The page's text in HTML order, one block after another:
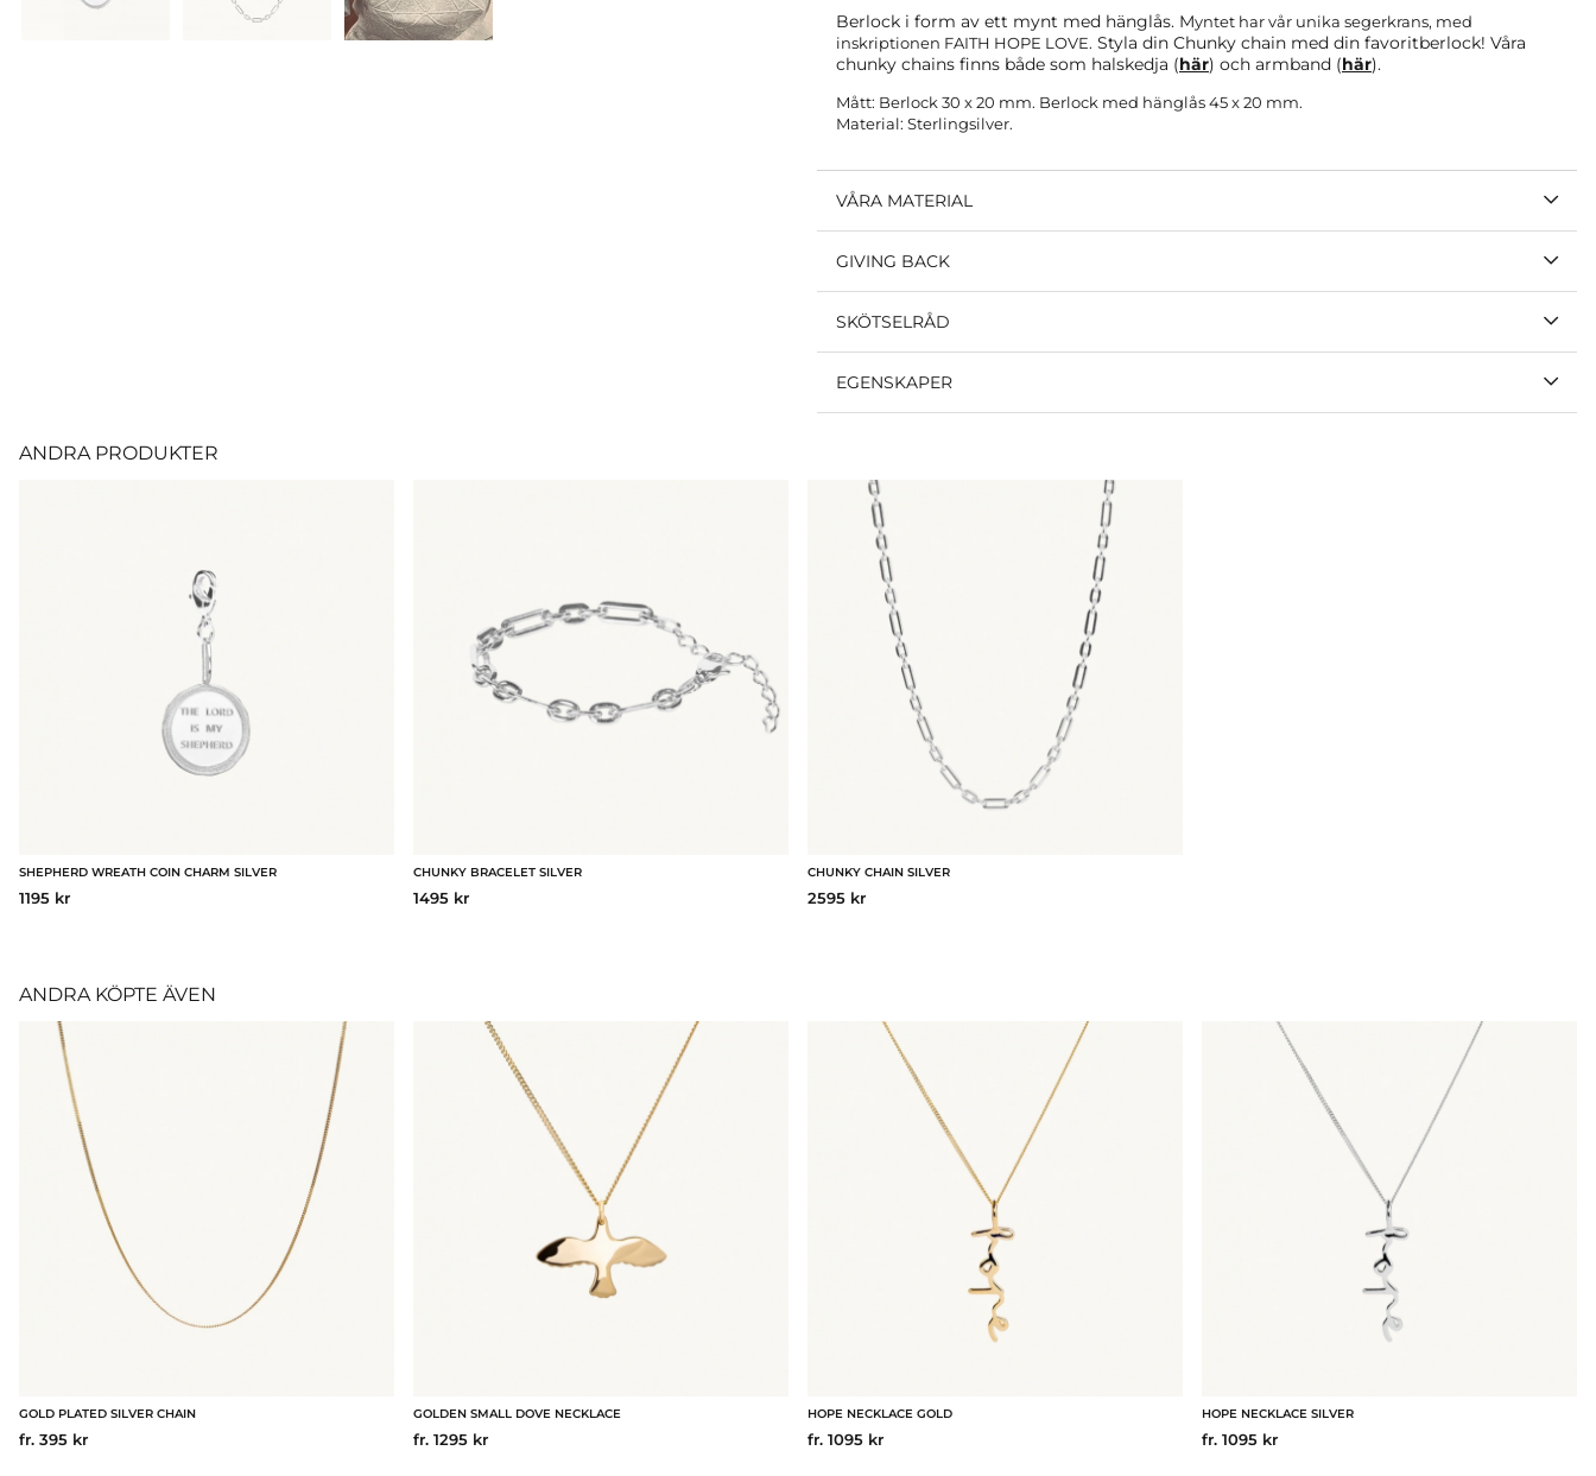
Berlock i form av ett mynt med hänglås. Myntet har vår unika segerkrans, med
inskriptionen FAITH HOPE LOVE. Styla din Chunky chain med din favoritberlock! Våra
chunky chains finns både som halskedja (här) och armband (här).
Mått: Berlock 30 x 20 mm. Berlock med hänglås 45 x 20 mm.
Material: Sterlingsilver.
VÅRA MATERIAL
GIVING BACK
SKÖTSELRÅD
EGENSKAPER
ANDRA PRODUKTER
SHEPHERD WREATH COIN CHARM SILVER
1195 kr
CHUNKY BRACELET SILVER
1495 kr
CHUNKY CHAIN SILVER
2595 kr
ANDRA KÖPTE ÄVEN
GOLD PLATED SILVER CHAIN
fr. 395 kr
GOLDEN SMALL DOVE NECKLACE
fr. 1295 kr
HOPE NECKLACE GOLD
fr. 1095 kr
HOPE NECKLACE SILVER
fr. 1095 kr